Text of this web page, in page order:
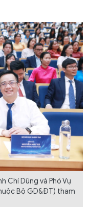
Chí Dũng và Phó Vụ
Bộ GD&ĐT) tham